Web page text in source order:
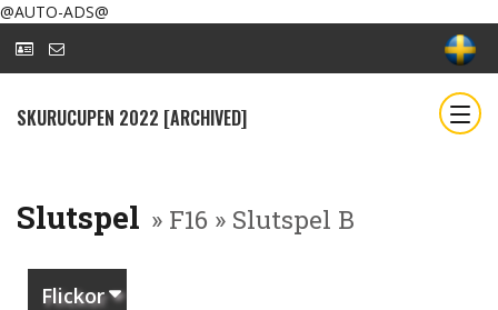
@AUTO-ADS@
SKURUCUPEN 2022 [ARCHIVED]
Slutspel » F16 » Slutspel B
Flickor